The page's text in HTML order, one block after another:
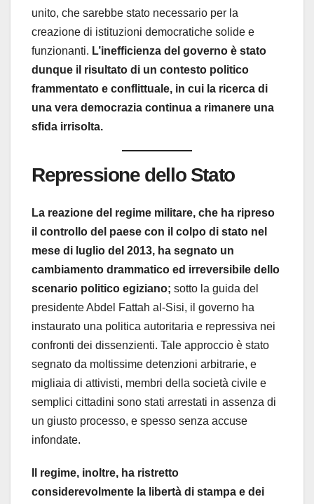
unito, che sarebbe stato necessario per la
creazione di istituzioni democratiche solide e
funzionanti. L’inefficienza del governo è stato
dunque il risultato di un contesto politico
frammentato e conflittuale, in cui la ricerca di
una vera democrazia continua a rimanere una
sfida irrisolta.
Repressione dello Stato
La reazione del regime militare, che ha ripreso
il controllo del paese con il colpo di stato nel
mese di luglio del 2013, ha segnato un
cambiamento drammatico ed irreversibile dello
scenario politico egiziano; sotto la guida del
presidente Abdel Fattah al-Sisi, il governo ha
instaurato una politica autoritaria e repressiva nei
confronti dei dissenzienti. Tale approccio è stato
segnato da moltissime detenzioni arbitrarie, e
migliaia di attivisti, membri della società civile e
semplici cittadini sono stati arrestati in assenza di
un giusto processo, e spesso senza accuse
infondate.
Il regime, inoltre, ha ristretto
considerevolmente la libertà di stampa e dei